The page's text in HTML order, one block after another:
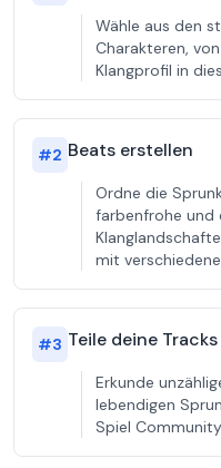
Wähle aus den
Charakteren,
Klangprofil in
#2 Beats erstellen
Ordne die
farbenfrohe und
mit
#3 Teile deine Tracks
Erkunde
lebendigen
Spiel